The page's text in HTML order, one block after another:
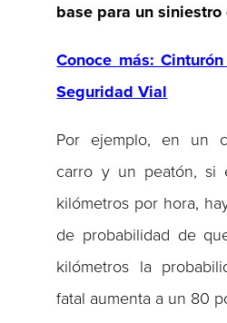
base para un
Conoce más:
Seguridad Vial
Por ejemplo, en un
carro y un peatón, si
kilómetros por hora,
de probabilidad de
kilómetros la
fatal aumenta a un 80